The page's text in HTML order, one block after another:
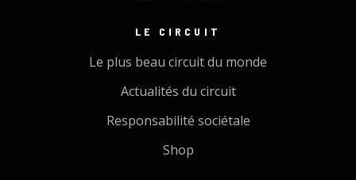
LE CIRCUIT
Le plus beau circuit du monde
Actualités du circuit
Responsabilité sociétale
Shop